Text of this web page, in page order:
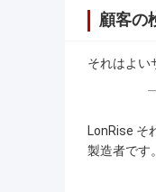
顧客の
それはよい
LonRise そ
製造者です。